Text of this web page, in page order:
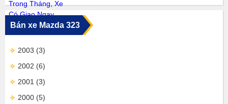
Bán xe Mazda 323
2003 (3)
2002 (6)
2001 (3)
2000 (5)